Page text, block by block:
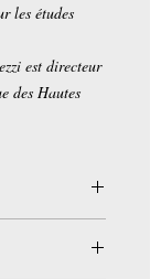
les études
est directeur
des Hautes